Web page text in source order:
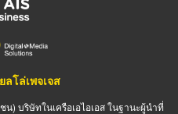
ลโล่เพจเจส
) บริษัทในเครือเอไอเอส ในฐานะผู้นำที่